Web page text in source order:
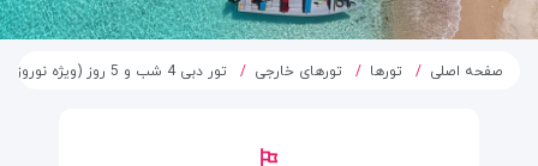
صفحه اصلی تورها تورهای خارجی تور دبی 4 شب و 5 روز (ویژه نوروز 1405)